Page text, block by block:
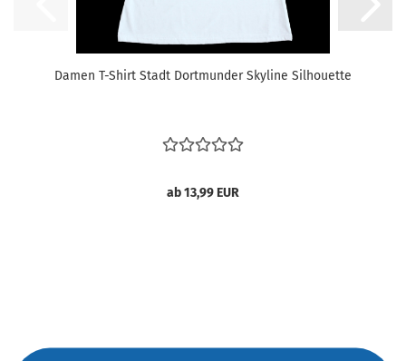
Damen T-Shirt Stadt Dortmunder Skyline Silhouette
ab 13,99 EUR